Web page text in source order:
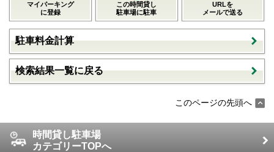
マイパーキング
に登録
この時間貸し
駐車場に駐車
URLを
メールで送る
駐車料金計算
検索結果一覧に戻る
このページの先頭へ
時間貸し駐車場
カテゴリーTOPへ